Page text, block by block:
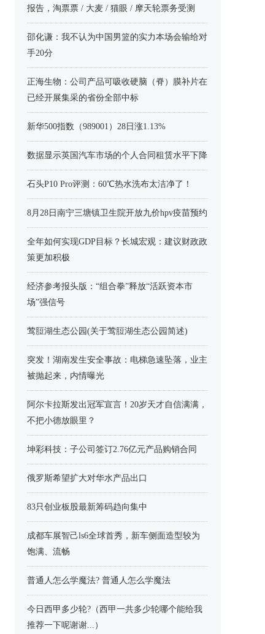
报告，淘票票 / 大麦 / 猫眼 / 摩天轮票务受测
邵化谦：我不认为中国男篮的实力本场会输给对
手20分
正海生物：公司产品可吸收硬脑（脊）膜补片在
已经开展集采的省份全部中标
新华500指数（989001）28日涨1.13%
数据显示英国汽车市场的个人合同租赁水平下降
石头P10 Pro评测：60℃热水洗布太洁净了！
8月28日南宁三塘镇卫生院开放九价hpv疫苗预约
全年如何实现GDP目标？长城宏观：建议财政政
策更加积极
经济参考报头版：“组合拳”释放“活跃资本市
场”强信号
莺脰湖生态公园(关于莺脰湖生态公园简述)
突发！湖南发生安全事故：电梯急速坠落，业主
被抛起来，内情曝光
阿尔卡拉斯发出冠军宣言！20岁天才自信满满，
不把小德放眼里？
坤彩科技：子公司签订2.76亿元产品购销合同
俄罗斯希望扩大对华水产品出口
83只创业板股最新筹码趋向集中
成都车展智己ls6全球首秀，新车侧面造型较为
饱满、流畅
普通人怎么学魔法? 普通人怎么学魔法
今日西甲多少轮?（西甲一共多少轮哪个能给我
推荐一下呢谢谢...）